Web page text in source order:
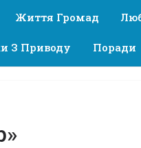
Життя Громад
З Приводу Поради